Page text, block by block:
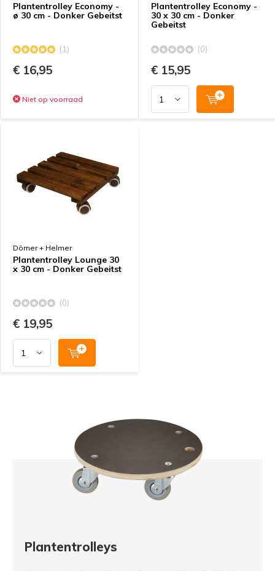
Plantentrolley Economy -
ø 30 cm - Donker Gebeitst
(1)
€ 16,95
Niet op voorraad
Plantentrolley Economy -
30 x 30 cm - Donker
Gebeitst
(0)
€ 15,95
Dörner + Helmer
Plantentrolley Lounge 30
x 30 cm - Donker Gebeitst
(0)
€ 19,95
Plantentrolleys